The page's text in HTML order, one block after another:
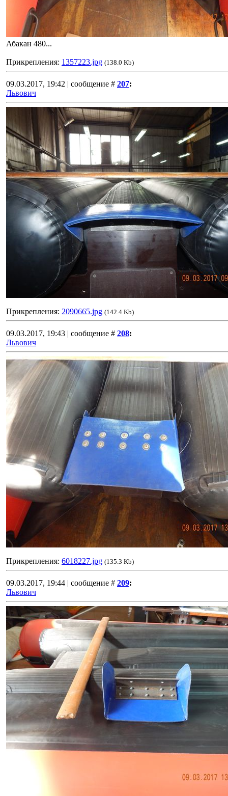
Абакан 480...
Прикрепления: 1357223.jpg (138.0 Kb)
09.03.2017, 19:42 | сообщение # 207:
Львович
Прикрепления: 2090665.jpg (142.4 Kb)
09.03.2017, 19:43 | сообщение # 208:
Львович
Прикрепления: 6018227.jpg (135.3 Kb)
09.03.2017, 19:44 | сообщение # 209:
Львович